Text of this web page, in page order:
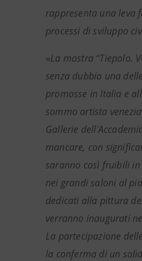
rappresenta una leva
processi di sviluppo
«La mostra “Tiepolo.
senza dubbio una
promosse in Italia e
sommo artista
Gallerie
mancare, con
saranno così fruibili
nei grandi saloni al
dedicati alla pittura
verranno inaugurati
La partecipazione
la conferma di un